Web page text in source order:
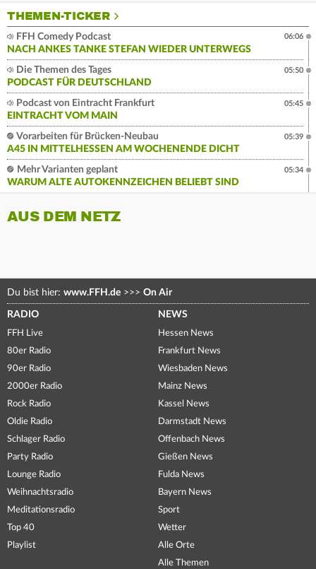
THEMEN-TICKER
FFH Comedy Podcast
NACH ANKES TANKE STEFAN WIEDER UNTERWEGS
06:06
Die Themen des Tages
PODCAST FÜR DEUTSCHLAND
05:50
Podcast von Eintracht Frankfurt
EINTRACHT VOM MAIN
05:45
Vorarbeiten für Brücken-Neubau
A45 IN MITTELHESSEN AM WOCHENENDE DICHT
05:39
Mehr Varianten geplant
WARUM ALTE AUTOKENNZEICHEN BELIEBT SIND
05:34
AUS DEM NETZ
Du bist hier: www.FFH.de >>> On Air
RADIO
FFH Live
80er Radio
90er Radio
2000er Radio
Rock Radio
Oldie Radio
Schlager Radio
Party Radio
Lounge Radio
Weihnachtsradio
Meditationsradio
Top 40
Playlist
NEWS
Hessen News
Frankfurt News
Wiesbaden News
Mainz News
Kassel News
Darmstadt News
Offenbach News
Gießen News
Fulda News
Bayern News
Sport
Wetter
Alle Orte
Alle Themen